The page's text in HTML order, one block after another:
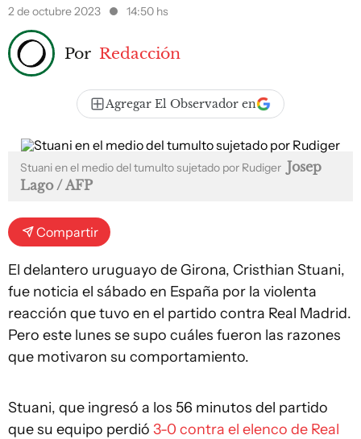
2 de octubre 2023
14:50 hs
Por Redacción
Agregar El Observador en
Stuani en el medio del tumulto sujetado por Rudiger Josep
Lago / AFP
Compartir
El delantero uruguayo de Girona, Cristhian Stuani,
fue noticia el sábado en España por la violenta
reacción que tuvo en el partido contra Real Madrid.
Pero este lunes se supo cuáles fueron las razones
que motivaron su comportamiento.
Stuani, que ingresó a los 56 minutos del partido
que su equipo perdió 3-0 contra el elenco de Real